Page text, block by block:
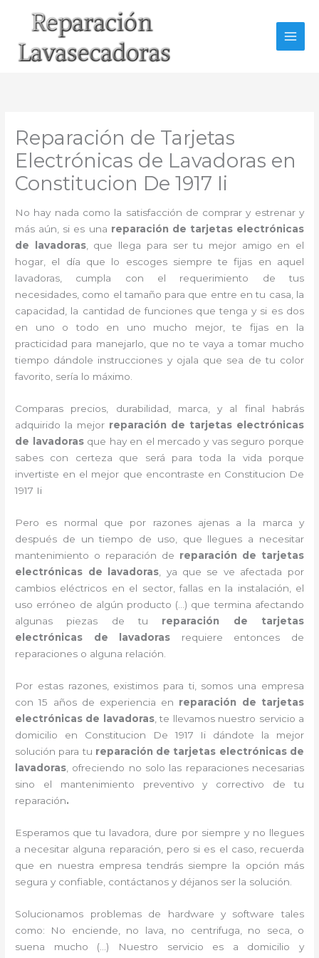
Reparación de Tarjetas
Electrónicas de Lavadoras en
Constitucion De 1917 Ii
No hay nada como la satisfacción de comprar y estrenar y
más aún, si es una reparación de tarjetas electrónicas
de lavadoras, que llega para ser tu mejor amigo en el
hogar, el día que lo escoges siempre te fijas en aquel
lavadoras, cumpla con el requerimiento de tus
necesidades, como el tamaño para que entre en tu casa, la
capacidad, la cantidad de funciones que tenga y si es dos
en uno o todo en uno mucho mejor, te fijas en la
practicidad para manejarlo, que no te vaya a tomar mucho
tiempo dándole instrucciones y ojala que sea de tu color
favorito, sería lo máximo.
Comparas precios, durabilidad, marca, y al final habrás
adquirido la mejor reparación de tarjetas electrónicas
de lavadorasque hay en el mercado y vas seguro porque
sabes con certeza que será para toda la vida porque
invertiste en el mejor que encontraste en Constitucion De
1917 Ii
Pero es normal que por razones ajenas a la marca y
después de un tiempo de uso, que llegues a necesitar
mantenimiento o reparación de reparación de tarjetas
electrónicas de lavadoras , ya que se ve afectada por
cambios eléctricos en el sector, fallas en la instalación, el
uso erróneo de algún producto (…) que termina afectando
algunas piezas de tu reparación de tarjetas
electrónicas de lavadoras requiere entonces de
reparaciones o alguna relación.
Por estas razones, existimos para ti, somos una empresa
con 15 años de experiencia en reparación de tarjetas
electrónicas de lavadoras, te llevamos nuestro servicio a
domicilio en Constitucion De 1917 Ii dándote la mejor
solución para tu reparación de tarjetas electrónicas de
lavadoras , ofreciendo no solo las reparaciones necesarias
sino el mantenimiento preventivo y correctivo de tu
reparación.
Esperamos que tu lavadora, dure por siempre y no llegues
a necesitar alguna reparación, pero si es el caso, recuerda
que en nuestra empresa tendrás siempre la opción más
segura y confiable, contáctanos y déjanos ser la solución.
Solucionamos problemas de hardware y software tales
como: No enciende, no lava, no centrifuga, no seca, o
suena mucho (…) Nuestro servicio es a domicilio y